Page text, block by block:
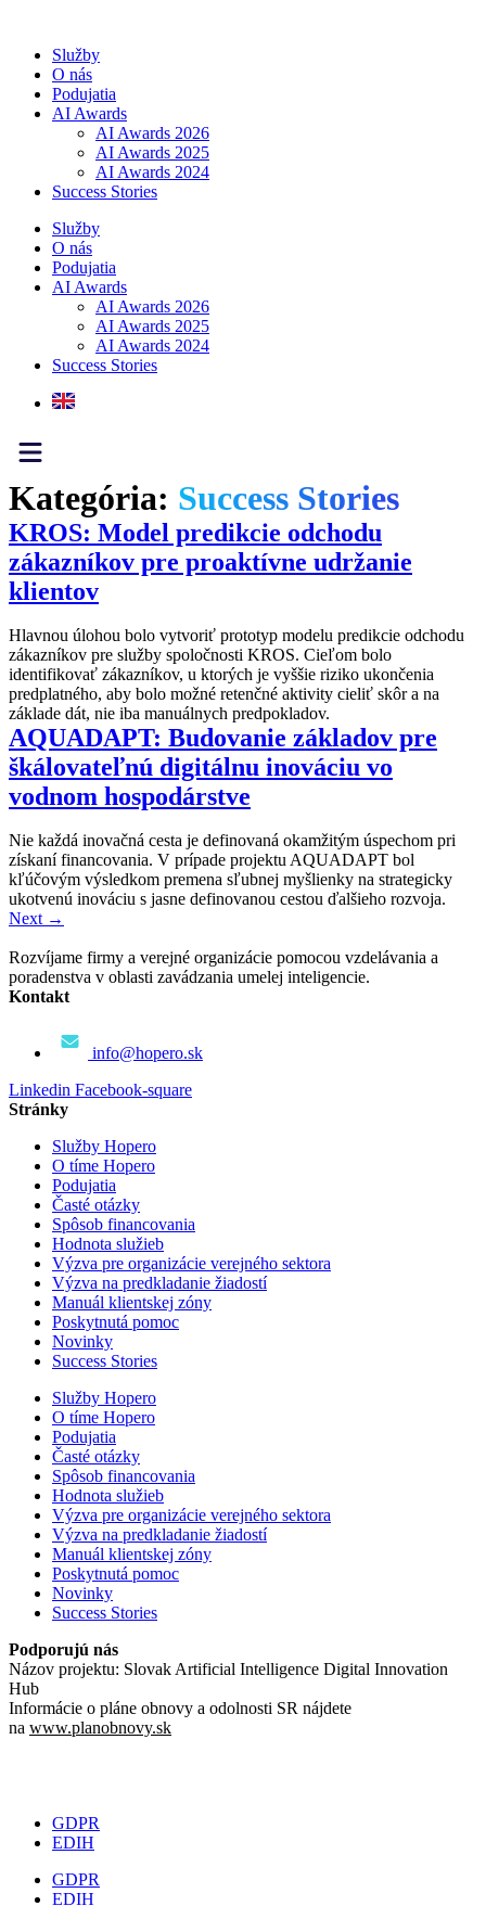
obsah
Služby
O nás
Podujatia
AI Awards
AI Awards 2026
AI Awards 2025
AI Awards 2024
Success Stories
Služby
O nás
Podujatia
AI Awards
AI Awards 2026
AI Awards 2025
AI Awards 2024
Success Stories
Kategória: Success Stories
KROS: Model predikcie odchodu
zákazníkov pre proaktívne udržanie
klientov
Hlavnou úlohou bolo vytvoriť prototyp modelu predikcie odchodu
zákazníkov pre služby spoločnosti KROS. Cieľom bolo
identifikovať zákazníkov, u ktorých je vyššie riziko ukončenia
predplatného, aby bolo možné retenčné aktivity cieliť skôr a na
základe dát, nie iba manuálnych predpokladov.
AQUADAPT: Budovanie základov pre
škálovateľnú digitálnu inováciu vo
vodnom hospodárstve
Nie každá inovačná cesta je definovaná okamžitým úspechom pri
získaní financovania. V prípade projektu AQUADAPT bol
kľúčovým výsledkom premena sľubnej myšlienky na strategicky
ukotvenú inováciu s jasne definovanou cestou ďalšieho rozvoja.
Next →
Rozvíjame firmy a verejné organizácie pomocou vzdelávania a
poradenstva v oblasti zavádzania umelej inteligencie.
Kontakt
info@hopero.sk
Linkedin Facebook-square
Stránky
Služby Hopero
O tíme Hopero
Podujatia
Časté otázky
Spôsob financovania
Hodnota služieb
Výzva pre organizácie verejného sektora
Výzva na predkladanie žiadostí
Manuál klientskej zóny
Poskytnutá pomoc
Novinky
Success Stories
Služby Hopero
O tíme Hopero
Podujatia
Časté otázky
Spôsob financovania
Hodnota služieb
Výzva pre organizácie verejného sektora
Výzva na predkladanie žiadostí
Manuál klientskej zóny
Poskytnutá pomoc
Novinky
Success Stories
Podporujú nás
Názov projektu: Slovak Artificial Intelligence Digital Innovation
Hub
Informácie o pláne obnovy a odolnosti SR nájdete
na www.planobnovy.sk
GDPR
EDIH
GDPR
EDIH